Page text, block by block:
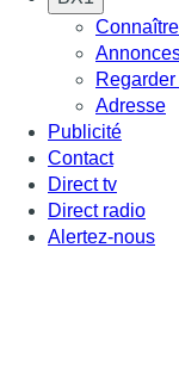
Adresse
Publicité
Contact
Direct tv
Direct radio
Alertez-nous